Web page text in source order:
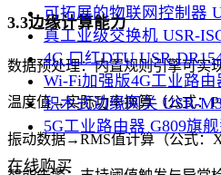
可拓展的物联网控制器
真工业级交换机 USR-
4G 口红DTU USR-
Wi-Fi加强版4G工业路由
积木式边缘网关 USR-
5G工业路由器 G809旗
在线购买
3.3边缘计算能力
数据预处理：内置规则引擎可实现
温度值→实际功率换算（公式：
振动数据→RMS值计算（公式：